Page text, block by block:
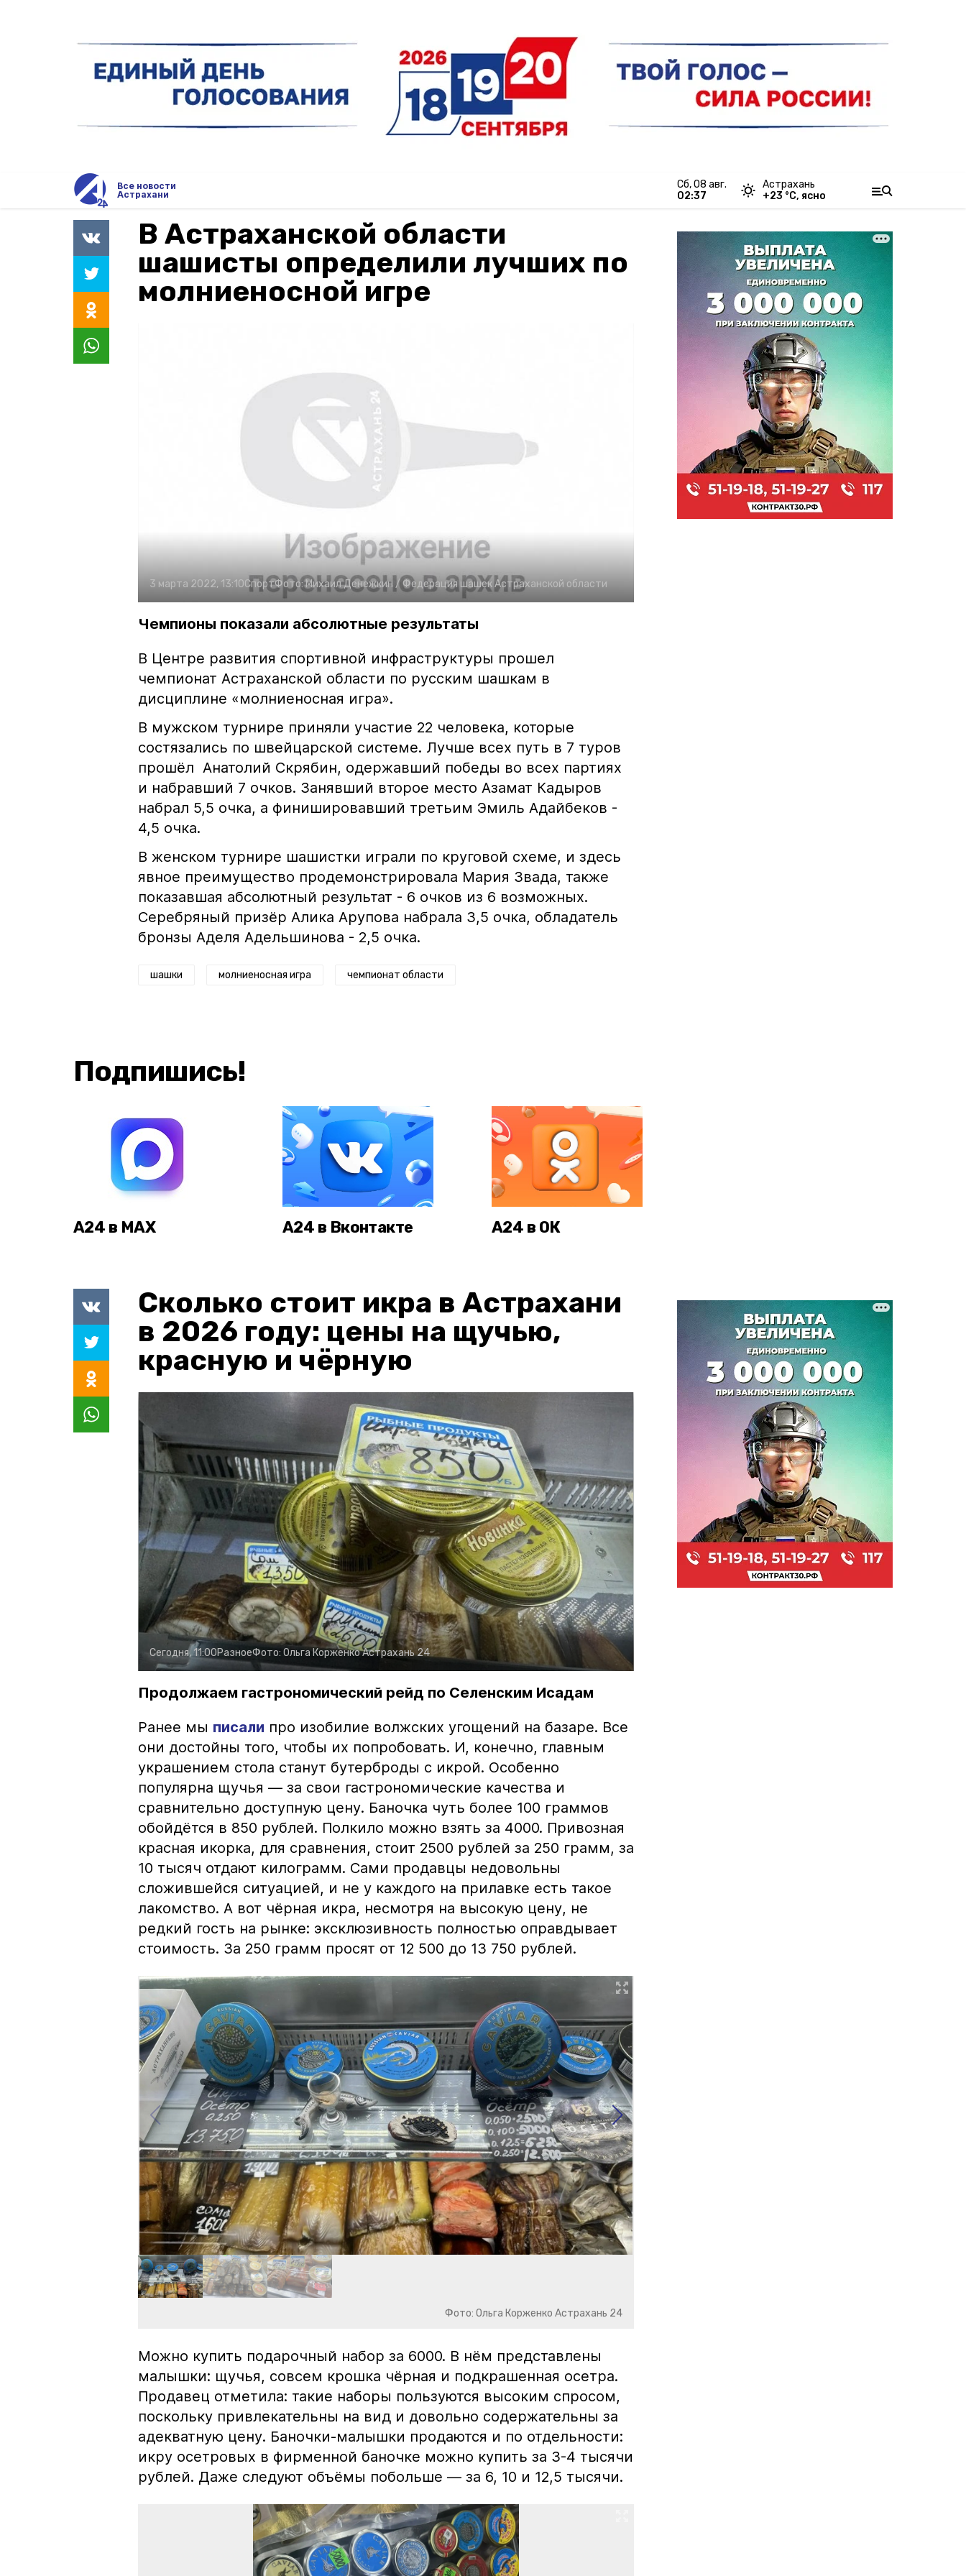
Все новости
Астрахани
сб, 08 авг.
02:37
Астрахань
+23 °С, ясно
В Астраханской области
шашисты определили лучших по
молниеносной игре
3 марта 2022, 13:10СпортФото:Михаил Денежкин / Федерация шашек Астраханской области
Чемпионы показали абсолютные результаты
В Центре развития спортивной инфраструктуры прошел
чемпионат Астраханской области по русским шашкам в
дисциплине «молниеносная игра».
В мужском турнире приняли участие 22 человека, которые
состязались по швейцарской системе. Лучше всех путь в 7 туров
прошёл Анатолий Скрябин, одержавший победы во всех партиях
и набравший 7 очков. Занявший второе место Азамат Кадыров
набрал 5,5 очка, а финишировавший третьим Эмиль Адайбеков -
4,5 очка.
В женском турнире шашистки играли по круговой схеме, и здесь
явное преимущество продемонстрировала Мария Звада, также
показавшая абсолютный результат - 6 очков из 6 возможных.
Серебряный призёр Алика Арупова набрала 3,5 очка, обладатель
бронзы Аделя Адельшинова - 2,5 очка.
шашки молниеносная игра чемпионат области
Подпишись!
А24 в MAX А24 в Вконтакте А24 в ОК
Сколько стоит икра в Астрахани
в 2026 году: цены на щучью,
красную и чёрную
Сегодня, 11:00РазноеФото: Ольга КорженкоАстрахань 24
Продолжаем гастрономический рейд по Селенским Исадам
Ранее мы писали про изобилие волжских угощений на базаре. Все
они достойны того, чтобы их попробовать. И, конечно, главным
украшением стола станут бутерброды с икрой. Особенно
популярна щучья — за свои гастрономические качества и
сравнительно доступную цену. Баночка чуть более 100 граммов
обойдётся в 850 рублей. Полкило можно взять за 4000. Привозная
красная икорка, для сравнения, стоит 2500 рублей за 250 грамм, за
10 тысяч отдают килограмм. Сами продавцы недовольны
сложившейся ситуацией, и не у каждого на прилавке есть такое
лакомство. А вот чёрная икра, несмотря на высокую цену, не
редкий гость на рынке: эксклюзивность полностью оправдывает
стоимость. За 250 грамм просят от 12 500 до 13 750 рублей.
Фото: Ольга Корженко Астрахань 24
Можно купить подарочный набор за 6000. В нём представлены
малышки: щучья, совсем крошка чёрная и подкрашенная осетра.
Продавец отметила: такие наборы пользуются высоким спросом,
поскольку привлекательны на вид и довольно содержательны за
адекватную цену. Баночки-малышки продаются и по отдельности:
икру осетровых в фирменной баночке можно купить за 3-4 тысячи
рублей. Даже следуют объёмы побольше — за 6, 10 и 12,5 тысячи.